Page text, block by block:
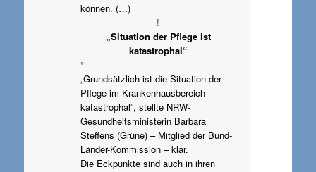
können. (…)
!
„Situation der Pflege ist
katastrophal“
°
„Grundsätzlich ist die Situation der
Pflege im Krankenhausbereich
katastrophal“, stellte NRW-
Gesundheitsministerin Barbara
Steffens (Grüne) – Mitglied der Bund-
Länder-Kommission – klar.
Die Eckpunkte sind auch in ihren